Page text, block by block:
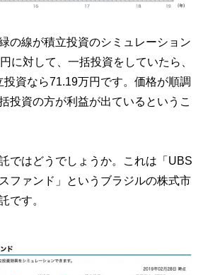
の線が積立投資のシミュレーション
に対して、一括投資をしていたら、
資なら71.19万円です。価格が順調
投資の方が利益が出ているというこ
ではどうでしょうか。これは「UBS
ファンド」というブラジルの株式市
です。